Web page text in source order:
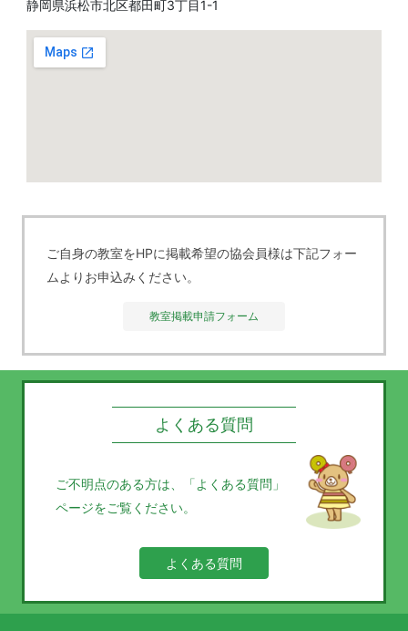
静岡県浜松市北区都田町3丁目1-1
ご自身の教室をHPに掲載希望の協会員様は下記フォー
ムよりお申込みください。
教室掲載申請フォーム
よくある質問
ご不明点のある方は、
「よくある質問」
ページをご覧ください。
よくある質問